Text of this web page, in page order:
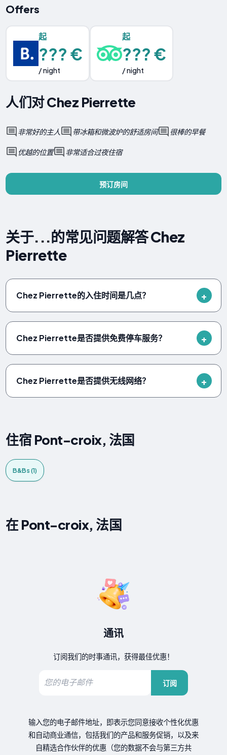
Offers
起
??? €
/ night
起
??? €
/ night
人们对 Chez Pierrette
非常好的主人 带冰箱和微波炉的舒适房间 很棒的早餐
优越的位置 非常适合过夜住宿
预订房间
关于...的常见问题解答 Chez
Pierrette
Chez Pierrette的入住时间是几点？
Chez Pierrette是否提供免费停车服务？
Chez Pierrette是否提供无线网络？
住宿 Pont-croix, 法国
B&Bs (1)
在 Pont-croix, 法国
通讯
订阅我们的时事通讯，获得最佳优惠！
订阅
输入您的电子邮件地址，即表示您同意接收个性化优惠
和自动商业通信，包括我们的产品和服务促销，以及来
自精选合作伙伴的优惠（您的数据不会与第三方共